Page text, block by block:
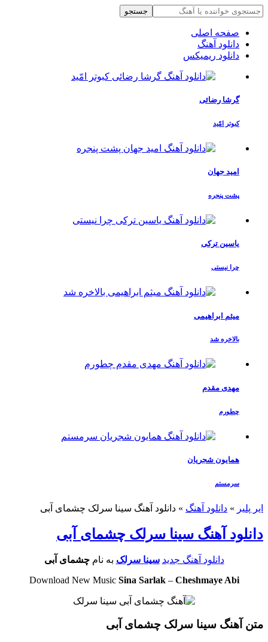
جستجو
صفحه اصلی
دانلود آهنگ
دانلود ریمیکس
گرشا رضائی
کبوتر امّید
امید جهان
پشت پنجره
یاسین ترکی
چرا نیستی
میثم ابراهیمی
بالاخره شد
مهدی مقدم
چطورم
همایون شجریان
سرمستم
ایر پلیر » دانلود آهنگ » دانلود آهنگ سینا سرلک چشمای آبی
دانلود آهنگ سینا سرلک چشمای آبی
دانلود آهنگ جدید سینا سرلک به نامچشمای آبی
Download New Music Sina Sarlak– Cheshmaye Abi
متن آهنگ سینا سرلک چشمای آبی